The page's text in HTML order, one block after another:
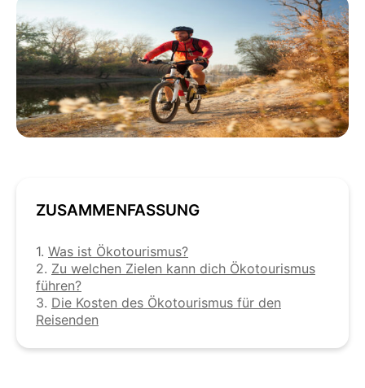
ZUSAMMENFASSUNG
1. Was ist Ökotourismus?
2. Zu welchen Zielen kann dich Ökotourismus
führen?
3. Die Kosten des Ökotourismus für den
Reisenden